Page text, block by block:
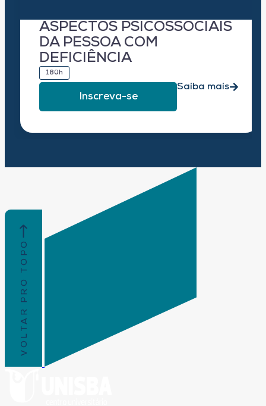
ASPECTOS PSICOSSOCIAIS
DA PESSOA COM
DEFICIÊNCIA
180h
Inscreva-se
Saiba mais
VOLTAR PRO TOPO